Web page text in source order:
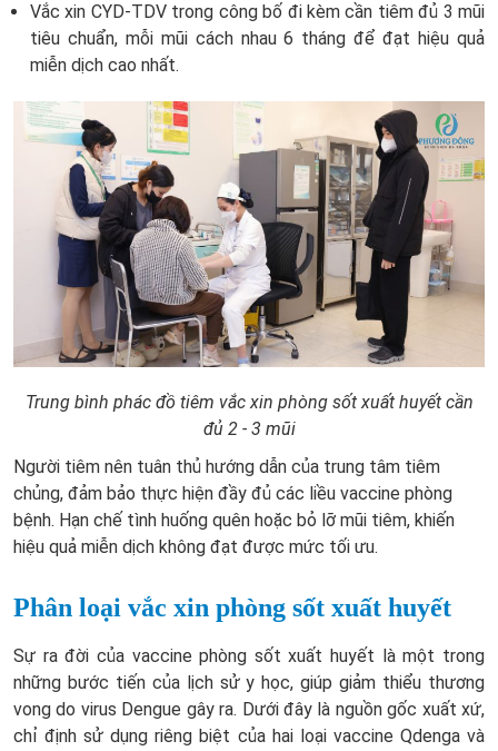
Vắc xin CYD-TDV trong công bố đi kèm cần tiêm đủ 3 mũi
tiêu chuẩn, mỗi mũi cách nhau 6 tháng để đạt hiệu quả
miễn dịch cao nhất.
Trung bình phác đồ tiêm vắc xin phòng sốt xuất huyết cần
đủ 2 - 3 mũi
Người tiêm nên tuân thủ hướng dẫn của trung tâm tiêm
chủng, đảm bảo thực hiện đầy đủ các liều vaccine phòng
bệnh. Hạn chế tình huống quên hoặc bỏ lỡ mũi tiêm, khiến
hiệu quả miễn dịch không đạt được mức tối ưu.
Phân loại vắc xin phòng sốt xuất huyết
Sự ra đời của vaccine phòng sốt xuất huyết là một trong
những bước tiến của lịch sử y học, giúp giảm thiểu thương
vong do virus Dengue gây ra. Dưới đây là nguồn gốc xuất xứ,
chỉ định sử dụng riêng biệt của hai loại vaccine Qdenga và